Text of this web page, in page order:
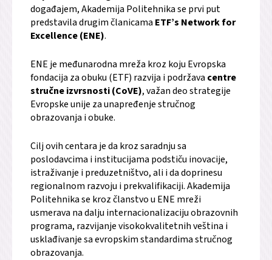
događajem, Akademija Politehnika se prvi put
predstavila drugim članicama ETF’s Network for
Excellence (ENE).
ENE je međunarodna mreža kroz koju Evropska
fondacija za obuku (ETF) razvija i podržava centre
stručne izvrsnosti (CoVE), važan deo strategije
Evropske unije za unapređenje stručnog
obrazovanja i obuke.
Cilj ovih centara je da kroz saradnju sa
poslodavcima i institucijama podstiču inovacije,
istraživanje i preduzetništvo, ali i da doprinesu
regionalnom razvoju i prekvalifikaciji. Akademija
Politehnika se kroz članstvo u ENE mreži
usmerava na dalju internacionalizaciju obrazovnih
programa, razvijanje visokokvalitetnih veština i
usklađivanje sa evropskim standardima stručnog
obrazovanja.